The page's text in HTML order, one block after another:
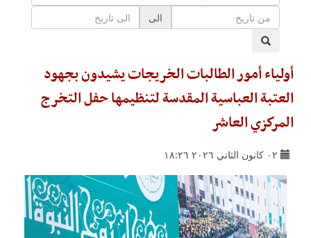
الى
أولياء أمور الطالبات الخريجات يشيدون بجهود
العتبة العباسية المقدسة لتنظيمها حفل التخرج
المركزي العاشر
٠٢ كانون الثاني ٢٠٢٦ ١٨:٢٦